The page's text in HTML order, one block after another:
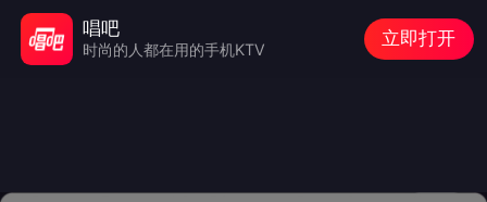
唱吧
时尚的人都在用的手机KTV
立即打开